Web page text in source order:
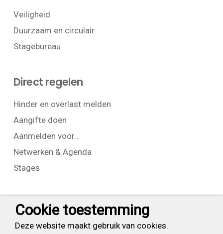
Veiligheid
Duurzaam en circulair
Stagebureau
Direct regelen
Hinder en overlast melden
Aangifte doen
Aanmelden voor…
Netwerken & Agenda
Stages
Contact
T:+31 (0) 23 525 7826
Cookie toestemming
Deze website maakt gebruik van cookies.